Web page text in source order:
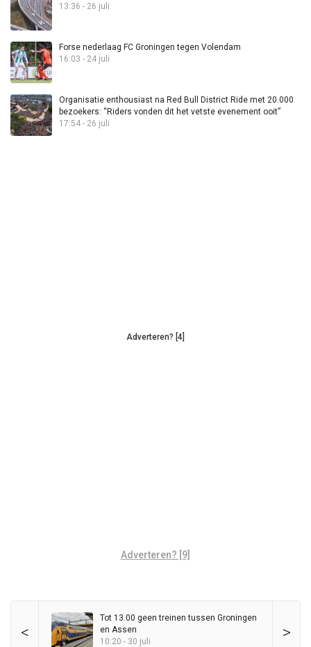
13:36 - 26 juli
Forse nederlaag FC Groningen tegen Volendam
16:03 - 24 juli
Organisatie enthousiast na Red Bull District Ride met 20.000
bezoekers: “Riders vonden dit het vetste evenement ooit”
17:54 - 26 juli
Adverteren? [4]
Adverteren? [9]
< >
Tot 13.00 geen treinen tussen Groningen
en Assen
10:20 - 30 juli